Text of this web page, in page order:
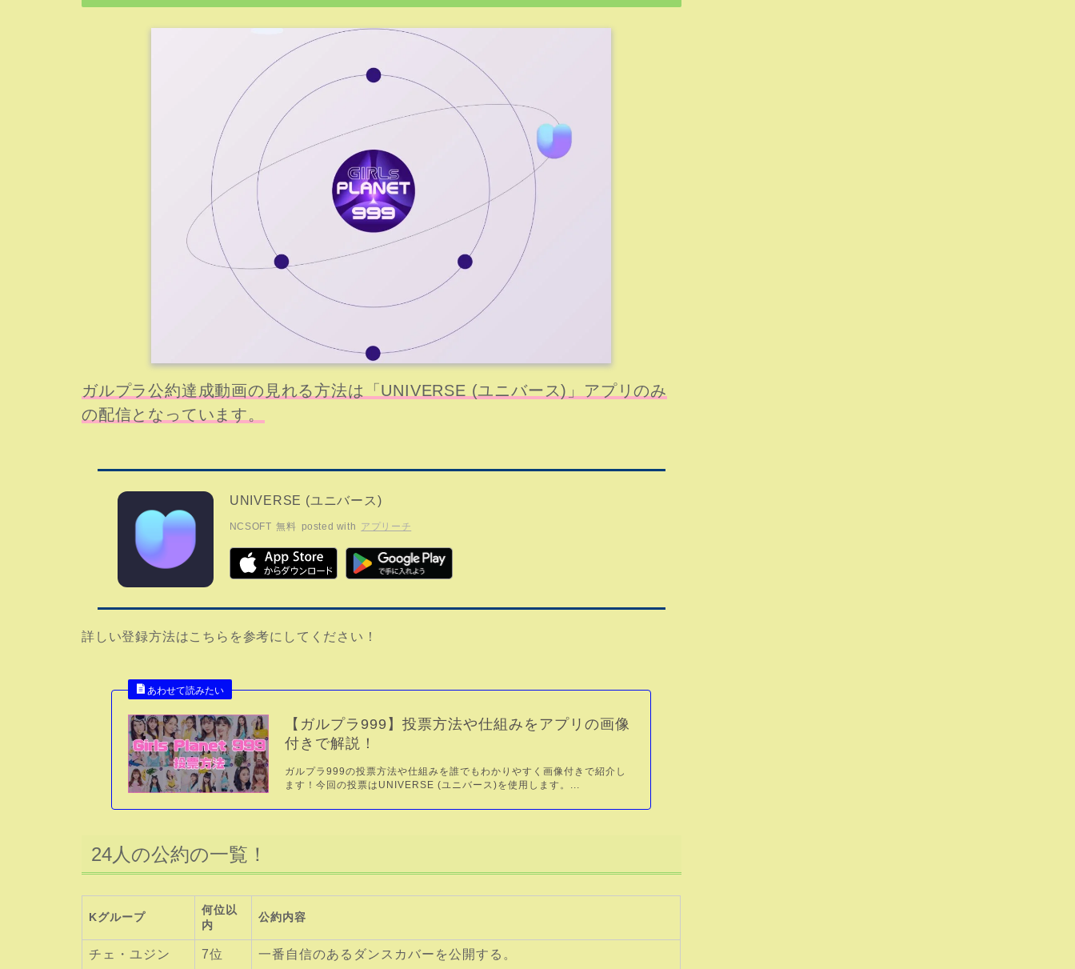
ガルプラ公約達成動画の見れる方法は「UNIVERSE (ユニバース)」アプリのみ
の配信となっています。
UNIVERSE (ユニバース)
NCSOFT 無料 posted with アプリーチ
詳しい登録方法はこちらを参考にしてください！
【ガルプラ999】投票方法や仕組みをアプリの画像
付きで解説！
ガルプラ999の投票方法や仕組みを誰でもわかりやすく画像付きで紹介し
ます！今回の投票はUNIVERSE (ユニバース)を使用します。...
24人の公約の一覧！
Kグループ
何位以
内
公約内容
チェ・ユジン 7位 一番自信のあるダンスカバーを公開する。